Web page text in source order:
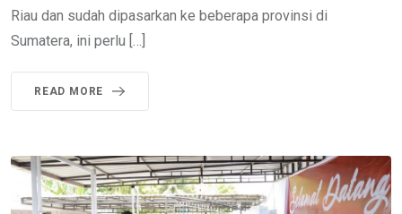
Riau dan sudah dipasarkan ke beberapa provinsi di
Sumatera, ini perlu […]
READ MORE